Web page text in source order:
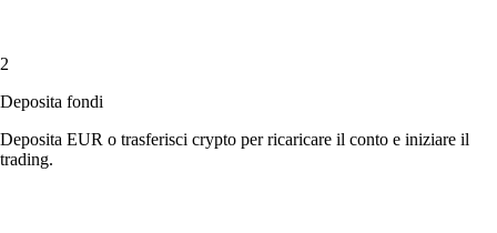
2
Deposita fondi
Deposita EUR o trasferisci crypto per ricaricare il conto e iniziare il
trading.